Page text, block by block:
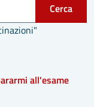
Cerca
all'esame